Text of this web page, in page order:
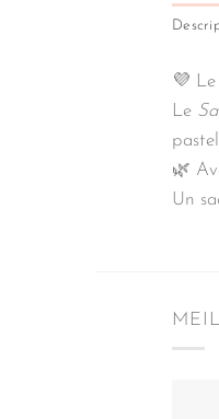
💜
Le
🌿
Un